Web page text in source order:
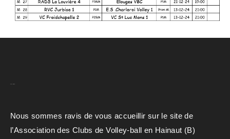
Nous sommes ravis de vous accueillir sur le site de
l’Association des Clubs de Volley-ball en Hainaut (B)